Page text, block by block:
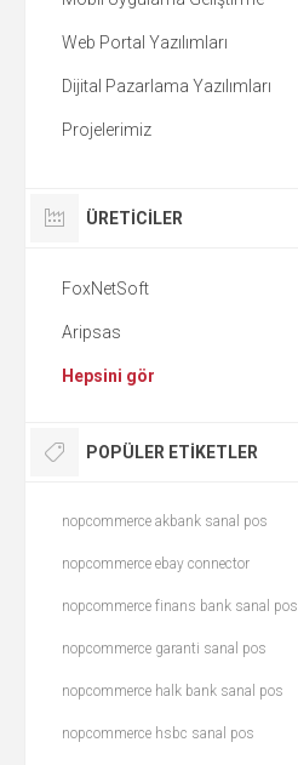
Web Portal Yazılımları
Dijital Pazarlama Yazılımları
Projelerimiz
ÜRETICILER
FoxNetSoft
Aripsas
Hepsini gör
POPÜLER ETIKETLER
nopcommerce akbank sanal pos
nopcommerce ebay connector
nopcommerce finans bank sanal pos
nopcommerce garanti sanal pos
nopcommerce halk bank sanal pos
nopcommerce hsbc sanal pos